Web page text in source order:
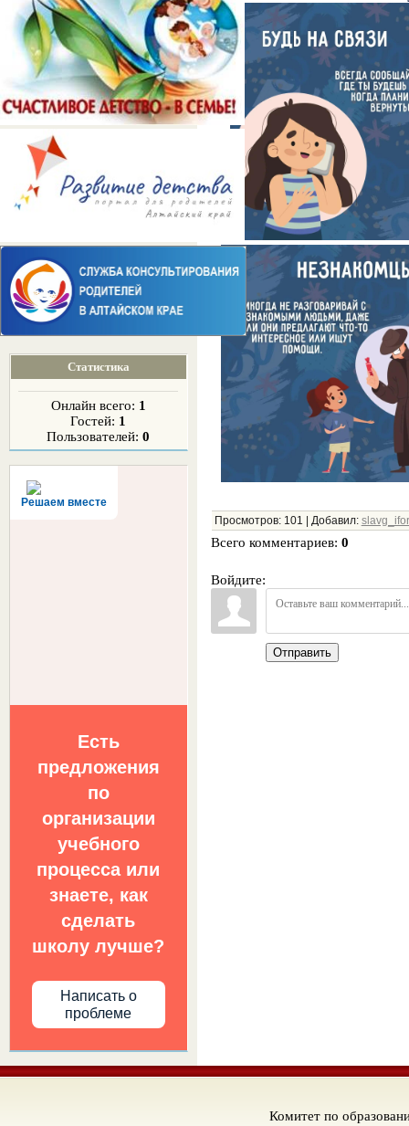
Статистика
Онлайн всего: 1
Гостей: 1
Пользователей:0
Решаем вместе
Есть
предложения
по
организации
учебного
процесса или
знаете, как
сделать
школу лучше?
Написать о
проблеме
Просмотров: 101 Добавил:
Всего комментариев: 0
Войдите:
Отправить
Комитет по